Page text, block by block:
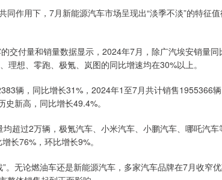
用下，7月新能源汽车市场呈现出“淡季不淡”的特征值
付量和销量数据显示，2024年7月，除广汽埃安销量同
想、零跑、极氪、岚图的同比增速均在30%以上。
，同比增长31%，2024年1至7月共计销售1955366辆
新高，同比增长49.4%。
过2万辆，极氪汽车、小米汽车、小鹏汽车、哪吒汽车
长76%，环比增长9%。
论燃油车还是新能源汽车，多家汽车品牌在7月收窄